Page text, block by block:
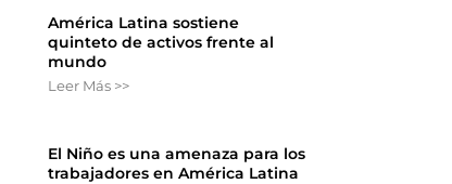
América Latina sostiene
quinteto de activos frente al
mundo
Leer Más >>
El Niño es una amenaza para los
trabajadores en América Latina